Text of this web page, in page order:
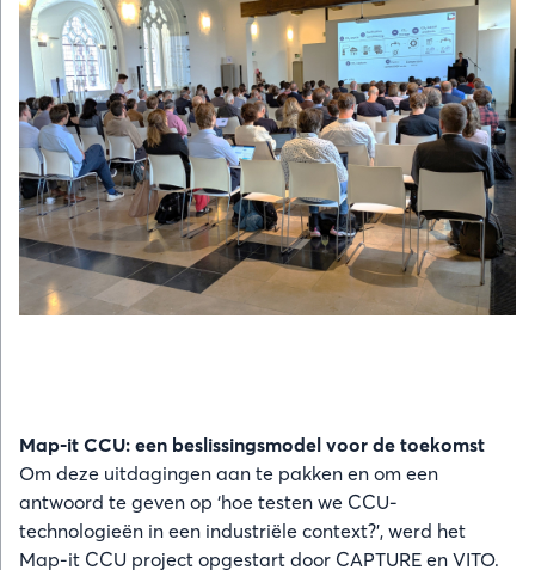
Map-it CCU: een beslissingsmodel voor de toekomst
Om deze uitdagingen aan te pakken en om een
antwoord te geven op ‘hoe testen we CCU-
technologieën in een industriële context?’, werd het
Map-it CCU project opgestart door CAPTURE en VITO.